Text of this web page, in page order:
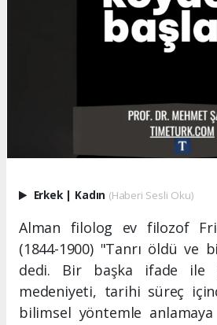
Erkek Kadın (Haberi Sesli Oku)
Alman filolog ev filozof
(1844-1900) "Tanrı öldü ve
dedi. Bir başka ifade ile
medeniyeti, tarihi süreç
bilimsel yöntemle anlamaya